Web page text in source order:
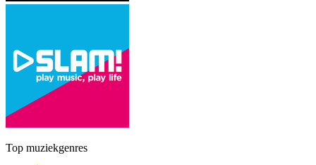
Top muziekgenres